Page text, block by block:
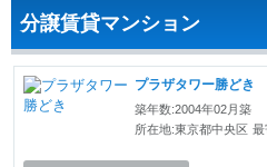
分譲賃貸マンション
プラザタワー勝どき
築年数:2004年02月築
所在地:東京都中央区 最